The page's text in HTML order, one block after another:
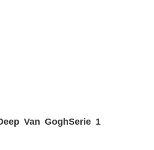
Van GoghSerie 1